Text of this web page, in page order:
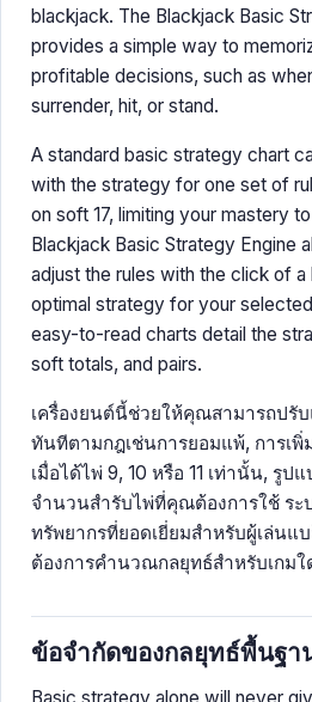
blackjack. The Blackjack Basic
provides a simple way to
profitable decisions, such as
surrender, hit, or stand.
A standard basic strategy chart
with the strategy for one set of
on soft 17, limiting your mastery
Blackjack Basic Strategy Engine
adjust the rules with the click of
optimal strategy for your selected
easy-to-read charts detail the
soft totals, and pairs.
เครื่องยนต์นี้ช่วยให้คุณสามารถปรั
ทันทีตามกฎเช่นการยอมแพ้, การเพิ่
เมื่อได้ไพ่ 9, 10 หรือ 11 เท่านั้น, รูป
จำนวนสำรับไพ่ที่คุณต้องการใช้ ระ
ทรัพยากรที่ยอดเยี่ยมสำหรับผู้เล่นแ
ต้องการคำนวณกลยุทธ์สำหรับเกมใ
ข้อจำกัดของกลยุทธ์พื้นฐา